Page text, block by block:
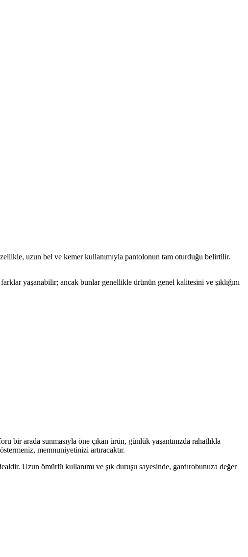
uzun bel ve kemer kullanımıyla pantolonun tam oturduğu belirtilir.
yaşanabilir; ancak bunlar genellikle ürünün genel kalitesini ve şıklığını
bir arada sunmasıyla öne çıkan ürün, günlük yaşantınızda rahatlıkla
memnuniyetinizi artıracaktır.
Uzun ömürlü kullanımı ve şık duruşu sayesinde, gardırobunuza değer